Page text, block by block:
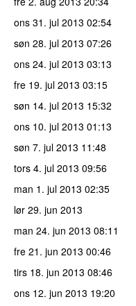
ons 31. jul 2013 02:54
søn 28. jul 2013 07:26
ons 24. jul 2013 03:13
fre 19. jul 2013 03:15
søn 14. jul 2013 15:32
ons 10. jul 2013 01:13
søn 7. jul 2013 11:48
tors 4. jul 2013 09:56
man 1. jul 2013 02:35
lør 29. jun 2013
man 24. jun 2013 08:11
fre 21. jun 2013 00:46
tirs 18. jun 2013 08:46
ons 12. jun 2013 19:20